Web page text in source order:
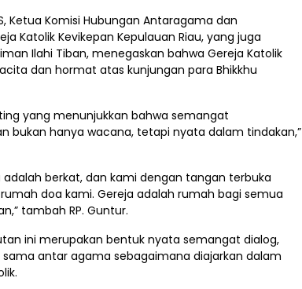
Ketua Komisi Hubungan Antaragama dan
Katolik Kevikepan Kepulauan Riau, yang juga
Ilahi Tiban, menegaskan bahwa Gereja Katolik
dan hormat atas kunjungan para Bhikkhu
yang menunjukkan bahwa semangat
bukan hanya wacana, tetapi nyata dalam tindakan,”
adalah berkat, dan kami dengan tangan terbuka
doa kami. Gereja adalah rumah bagi semua
tambah RP. Guntur.
ini merupakan bentuk nyata semangat dialog,
antar agama sebagaimana diajarkan dalam